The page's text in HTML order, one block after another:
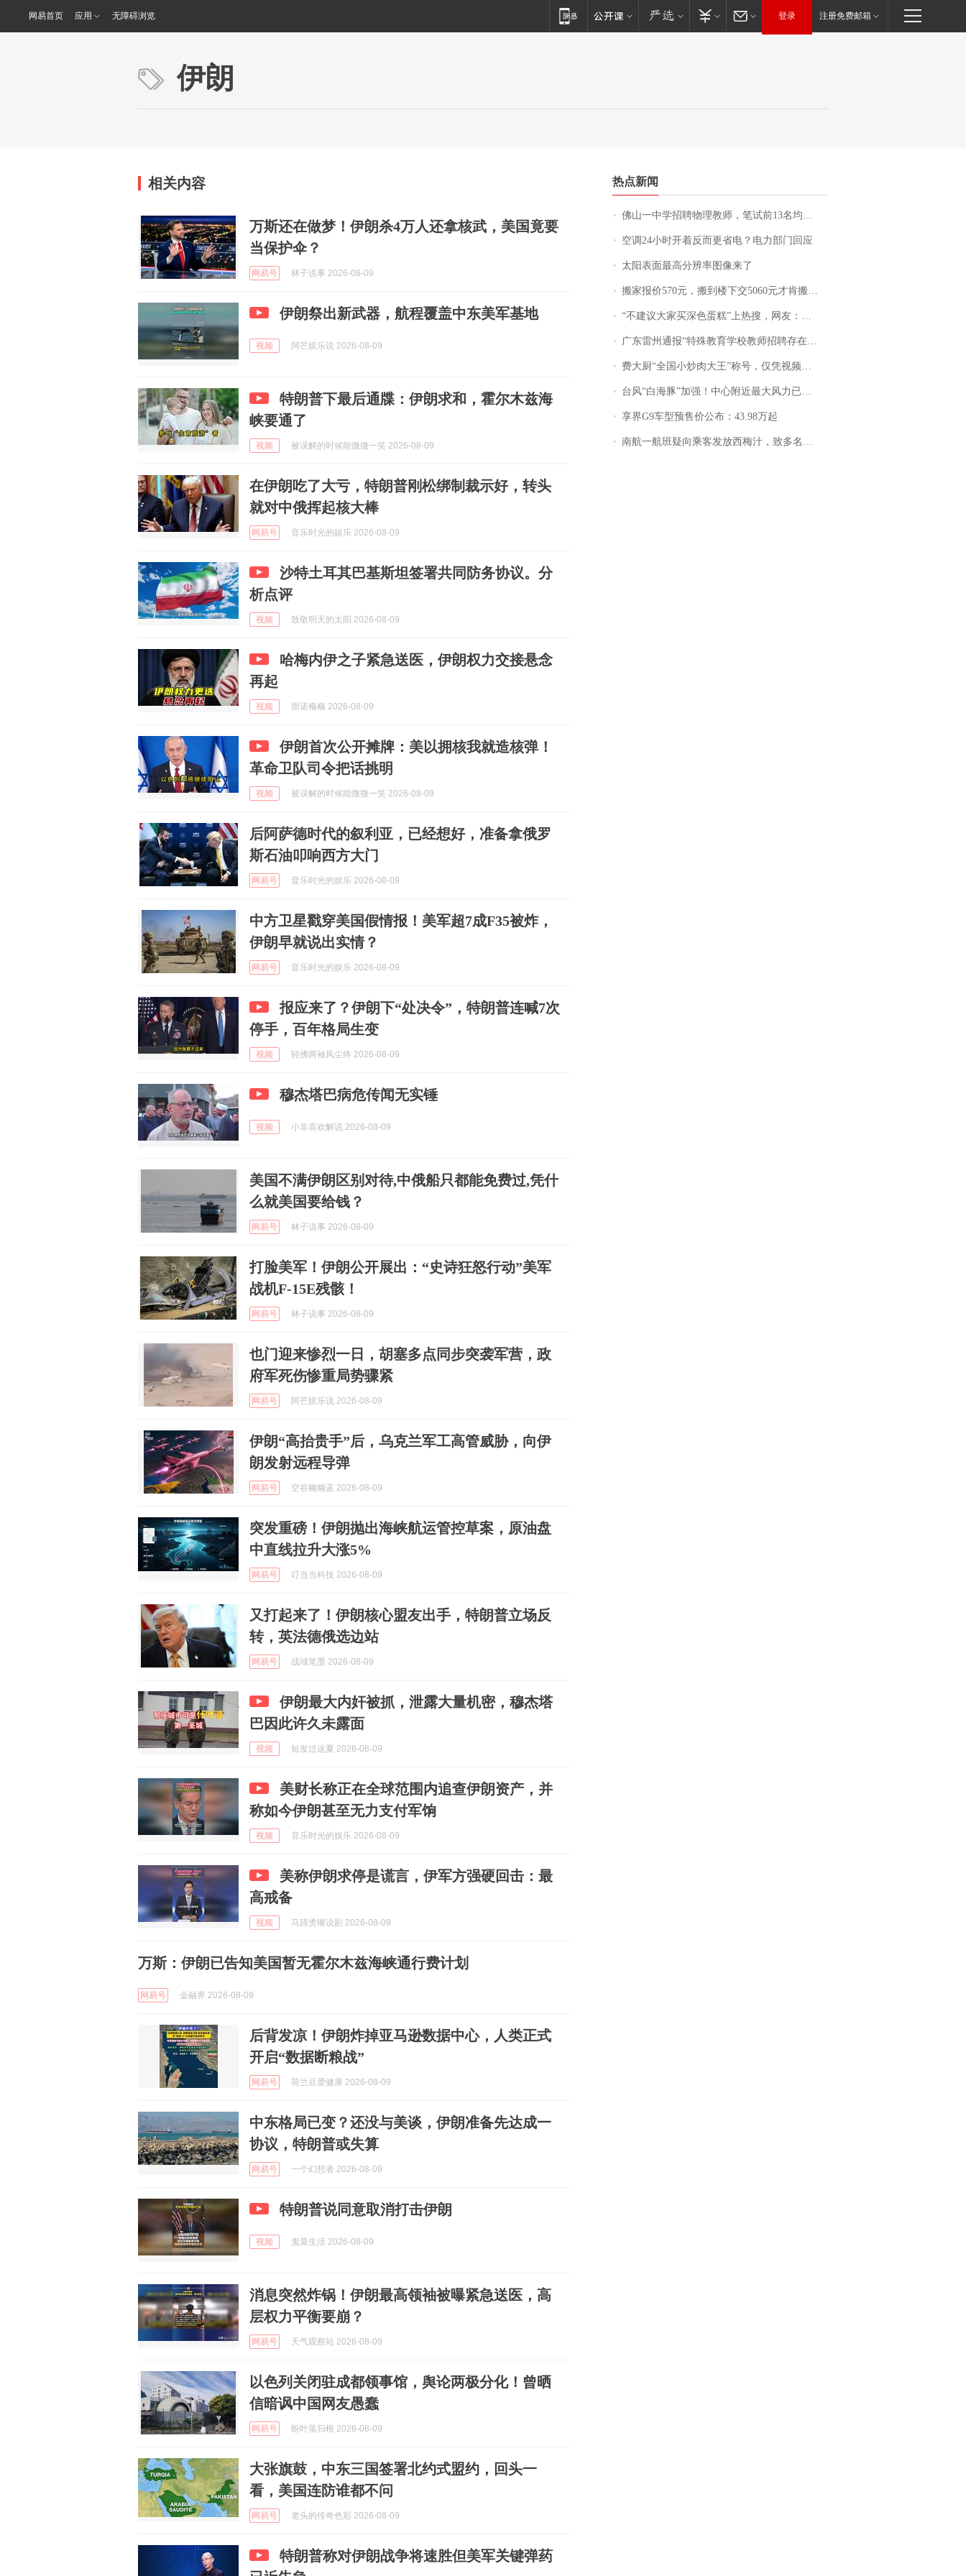
网易首页 应用 无障碍浏览 登录 注册免费邮箱
伊朗
相关内容
万斯还在做梦！伊朗杀4万人还拿核武，美国竟要
当保护伞？
网易号 林子说事 2026-08-09
伊朗祭出新武器，航程覆盖中东美军基地
视频 阿芒娱乐说 2026-08-09
特朗普下最后通牒：伊朗求和，霍尔木兹海
峡要通了
视频 被误解的时候能微微一笑 2026-08-09
在伊朗吃了大亏，特朗普刚松绑制裁示好，转头
就对中俄挥起核大棒
网易号 音乐时光的娱乐 2026-08-09
沙特土耳其巴基斯坦签署共同防务协议。分
析点评
视频 致敬明天的太阳 2026-08-09
哈梅内伊之子紧急送医，伊朗权力交接悬念
再起
视频 雨诺翛翛 2026-08-09
伊朗首次公开摊牌：美以拥核我就造核弹！
革命卫队司令把话挑明
视频 被误解的时候能微微一笑 2026-08-09
后阿萨德时代的叙利亚，已经想好，准备拿俄罗
斯石油叩响西方大门
网易号 音乐时光的娱乐 2026-08-09
中方卫星戳穿美国假情报！美军超7成F35被炸，
伊朗早就说出实情？
网易号 音乐时光的娱乐 2026-08-09
报应来了？伊朗下“处决令”，特朗普连喊7次
停手，百年格局生变
视频 轻拂两袖风尘终 2026-08-09
穆杰塔巴病危传闻无实锤
视频 小非喜欢解说 2026-08-09
美国不满伊朗区别对待,中俄船只都能免费过,凭什
么就美国要给钱？
网易号 林子说事 2026-08-09
打脸美军！伊朗公开展出：“史诗狂怒行动”美军
战机F-15E残骸！
网易号 林子说事 2026-08-09
也门迎来惨烈一日，胡塞多点同步突袭军营，政
府军死伤惨重局势骤紧
网易号 阿芒娱乐说 2026-08-09
伊朗“高抬贵手”后，乌克兰军工高管威胁，向伊
朗发射远程导弹
网易号 空谷幽幽蓝 2026-08-09
突发重磅！伊朗抛出海峡航运管控草案，原油盘
中直线拉升大涨5%
网易号 叮当当科技 2026-08-09
又打起来了！伊朗核心盟友出手，特朗普立场反
转，英法德俄选边站
网易号 战域笔墨 2026-08-09
伊朗最大内奸被抓，泄露大量机密，穆杰塔
巴因此许久未露面
视频 短发过这夏 2026-08-09
美财长称正在全球范围内追查伊朗资产，并
称如今伊朗甚至无力支付军饷
视频 音乐时光的娱乐 2026-08-09
美称伊朗求停是谎言，伊军方强硬回击：最
高戒备
视频 马蹄烫嘴说剧 2026-08-09
万斯：伊朗已告知美国暂无霍尔木兹海峡通行费计划
网易号 金融界 2026-08-09
后背发凉！伊朗炸掉亚马逊数据中心，人类正式
开启“数据断粮战”
网易号 荷兰豆爱健康 2026-08-09
中东格局已变？还没与美谈，伊朗准备先达成一
协议，特朗普或失算
网易号 一个幻想者 2026-08-09
特朗普说同意取消打击伊朗
视频 鬼菜生活 2026-08-09
消息突然炸锅！伊朗最高领袖被曝紧急送医，高
层权力平衡要崩？
网易号 天气观察站 2026-08-09
以色列关闭驻成都领事馆，舆论两极分化！曾晒
信暗讽中国网友愚蠢
网易号 盼叶落归根 2026-08-09
大张旗鼓，中东三国签署北约式盟约，回头一
看，美国连防谁都不问
网易号 老头的传奇色彩 2026-08-09
特朗普称对伊朗战争将速胜但美军关键弹药
热点新闻
佛山一中学招聘物理教师，笔试前13名均遭淘汰？教育局：已叫停招聘，成立调查组全面核查
空调24小时开着反而更省电？电力部门回应
太阳表面最高分辨率图像来了
搬家报价570元，搬到楼下交5060元才肯搬上楼！女子傻眼了……
“不建议大家买深色蛋糕”上热搜，网友：天塌了！
广东雷州通报“特殊教育学校教师招聘存在违规行为”：已启动问责程序 副校长被停职
费大厨“全国小炒肉大王”称号，仅凭视频评出？中国烹饪协会回应
台风“白海豚”加强！中心附近最大风力已达15级 最新研判
享界G9车型预售价公布：43.98万起
南航一航班疑向乘客发放西梅汁，致多名乘客在飞行途中排队上厕所！乘客：机上100多人只有2个厕所；客服回应：并非每架飞机都会发放西梅汁